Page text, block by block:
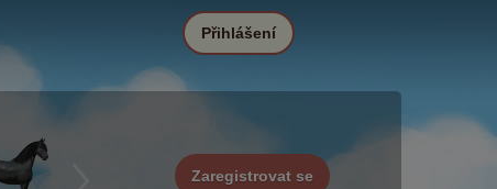
Zaregistrovat se
Přihlášení